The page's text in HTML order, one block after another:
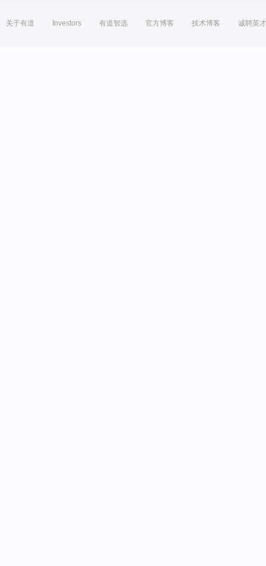
关于有道 Investors 有道智选 官方博客 技术博客 诚聘英才